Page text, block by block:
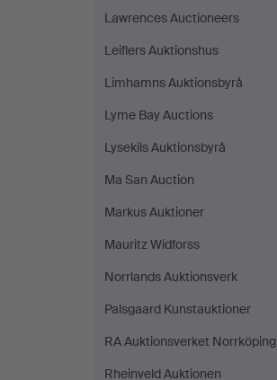
Lawrences Auctioneers
Leiflers Auktionshus
Limhamns Auktionsbyrå
Lyme Bay Auctions
Lysekils Auktionsbyrå
Ma San Auction
Markus Auktioner
Mauritz Widforss
Norrlands Auktionsverk
Palsgaard Kunstauktioner
RA Auktionsverket Norrköping
Rheinveld Auktionen